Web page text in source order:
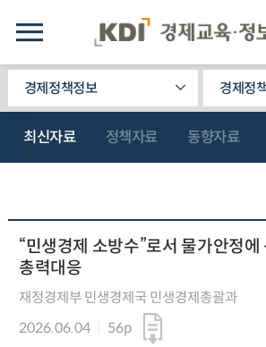
경제정책정보 경제정
최신자료 정책자료 동향자료
“민생경제 소방수”로서 물가안정
총력대응
재정경제부 민생경제국 민생경제총괄과
2026.06.04
56p